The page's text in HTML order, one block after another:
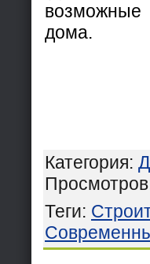
возможные
дома.
Категория:
Просмотров
Теги: